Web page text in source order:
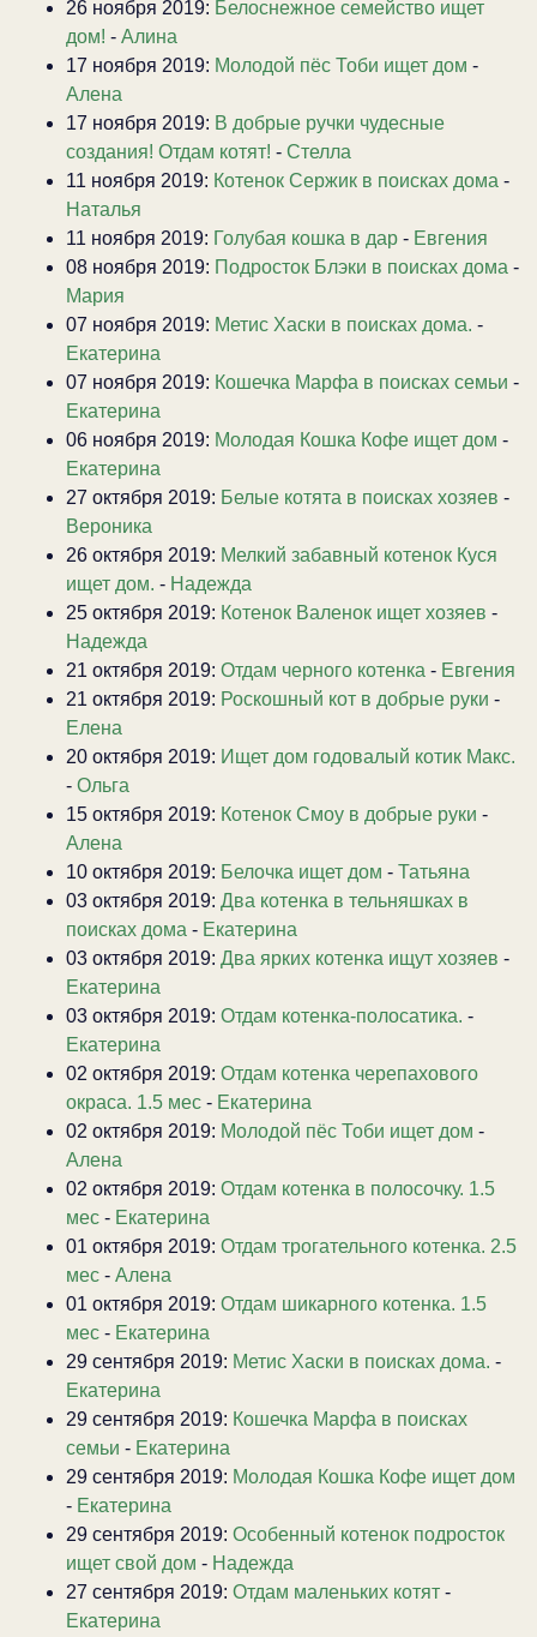
26 ноября 2019: Белоснежное семейство ищет
дом! - Алина
17 ноября 2019: Молодой пёс Тоби ищет дом -
Алена
17 ноября 2019: В добрые ручки чудесные
создания! Отдам котят! - Стелла
11 ноября 2019: Котенок Сержик в поисках дома -
Наталья
11 ноября 2019: Голубая кошка в дар - Евгения
08 ноября 2019: Подросток Блэки в поисках дома -
Мария
07 ноября 2019: Метис Хаски в поисках дома. -
Екатерина
07 ноября 2019: Кошечка Марфа в поисках семьи -
Екатерина
06 ноября 2019: Молодая Кошка Кофе ищет дом -
Екатерина
27 октября 2019: Белые котята в поисках хозяев -
Вероника
26 октября 2019: Мелкий забавный котенок Куся
ищет дом. - Надежда
25 октября 2019: Котенок Валенок ищет хозяев -
Надежда
21 октября 2019: Отдам черного котенка - Евгения
21 октября 2019: Роскошный кот в добрые руки -
Елена
20 октября 2019: Ищет дом годовалый котик Макс.
- Ольга
15 октября 2019: Котенок Смоу в добрые руки -
Алена
10 октября 2019: Белочка ищет дом - Татьяна
03 октября 2019: Два котенка в тельняшках в
поисках дома - Екатерина
03 октября 2019: Два ярких котенка ищут хозяев -
Екатерина
03 октября 2019: Отдам котенка-полосатика. -
Екатерина
02 октября 2019: Отдам котенка черепахового
окраса. 1.5 мес - Екатерина
02 октября 2019: Молодой пёс Тоби ищет дом -
Алена
02 октября 2019: Отдам котенка в полосочку. 1.5
мес - Екатерина
01 октября 2019: Отдам трогательного котенка. 2.5
мес - Алена
01 октября 2019: Отдам шикарного котенка. 1.5
мес - Екатерина
29 сентября 2019: Метис Хаски в поисках дома. -
Екатерина
29 сентября 2019: Кошечка Марфа в поисках
семьи - Екатерина
29 сентября 2019: Молодая Кошка Кофе ищет дом
- Екатерина
29 сентября 2019: Особенный котенок подросток
ищет свой дом - Надежда
27 сентября 2019: Отдам маленьких котят -
Екатерина